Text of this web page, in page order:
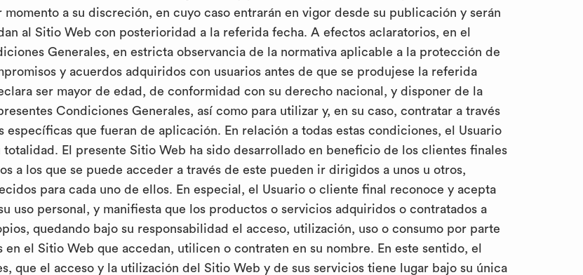
a su discreción, en cuyo caso entrarán en vigor desde su publicación y serán
al Sitio Web con posterioridad a la referida fecha. A efectos aclaratorios, en el
Generales, en estricta observancia de la normativa aplicable a la protección de
y acuerdos adquiridos con usuarios antes de que se produjese la referida
ser mayor de edad, de conformidad con su derecho nacional, y disponer de la
Condiciones Generales, así como para utilizar y, en su caso, contratar a través
que fueran de aplicación. En relación a todas estas condiciones, el Usuario
El presente Sitio Web ha sido desarrollado en beneficio de los clientes finales
a los que se puede acceder a través de este pueden ir dirigidos a unos u otros,
para cada uno de ellos. En especial, el Usuario o cliente final reconoce y acepta
uso personal, y manifiesta que los productos o servicios adquiridos o contratados a
quedando bajo su responsabilidad el acceso, utilización, uso o consumo por parte
el Sitio Web que accedan, utilicen o contraten en su nombre. En este sentido, el
que el acceso y la utilización del Sitio Web y de sus servicios tiene lugar bajo su única